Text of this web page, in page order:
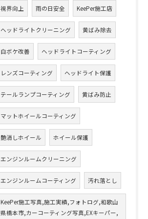
視界向上 雨の日安全 KeePer施工店
ヘッドライトクリーニング 黄ばみ除去
白ボケ改善 ヘッドライトコーティング
レンズコーティング ヘッドライト保護
テールランプコーティング 黄ばみ防止
マットホイールコーティング
艶消しホイール ホイール保護
エンジンルームクリーニング
エンジンルームコーティング 汚れ落とし
KeePer施工写真,施工実績,フォトログ,和歌山
県橋本市,カーコーティング写真,EXキーパー,